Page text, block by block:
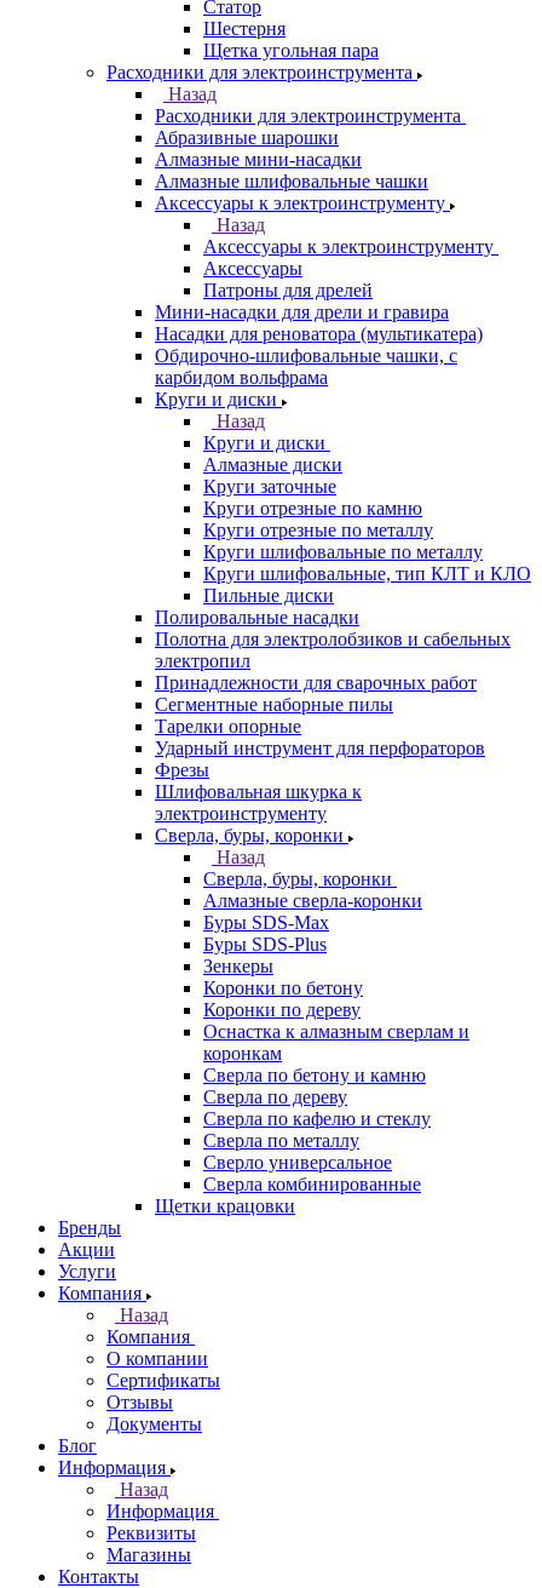
Статор
Шестерня
Щетка угольная пара
Расходники для электроинструмента
Назад
Расходники для электроинструмента
Абразивные шарошки
Алмазные мини-насадки
Алмазные шлифовальные чашки
Аксессуары к электроинструменту
Назад
Аксессуары к электроинструменту
Аксессуары
Патроны для дрелей
Мини-насадки для дрели и гравира
Насадки для реноватора (мультикатера)
Обдирочно-шлифовальные чашки, с
карбидом вольфрама
Круги и диски
Назад
Круги и диски
Алмазные диски
Круги заточные
Круги отрезные по камню
Круги отрезные по металлу
Круги шлифовальные по металлу
Круги шлифовальные, тип КЛТ и КЛО
Пильные диски
Полировальные насадки
Полотна для электролобзиков и сабельных
электропил
Принадлежности для сварочных работ
Сегментные наборные пилы
Тарелки опорные
Ударный инструмент для перфораторов
Фрезы
Шлифовальная шкурка к
электроинструменту
Сверла, буры, коронки
Назад
Сверла, буры, коронки
Алмазные сверла-коронки
Буры SDS-Max
Буры SDS-Plus
Зенкеры
Коронки по бетону
Коронки по дереву
Оснастка к алмазным сверлам и
коронкам
Сверла по бетону и камню
Сверла по дереву
Сверла по кафелю и стеклу
Сверла по металлу
Сверло универсальное
Сверла комбинированные
Щетки крацовки
Бренды
Акции
Услуги
Компания
Назад
Компания
О компании
Сертификаты
Отзывы
Документы
Блог
Информация
Назад
Информация
Реквизиты
Магазины
Контакты